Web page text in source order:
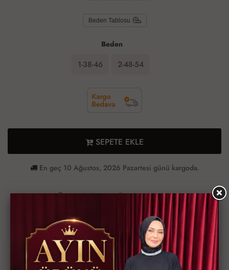
Beden Tablosu
Beden
1-38-46 2-48-54
SEPETE EKLE
En geç 10 Ağustos, 2026 Pazartesi günü kargoda.
Ürün Bilgileri
Ödeme Bilgileri
Müşteri Yorumları
Teslimat Bilgileri
Ürün Kodu
TAL0617-1312